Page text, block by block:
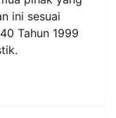
ini sesuai
Tahun 1999